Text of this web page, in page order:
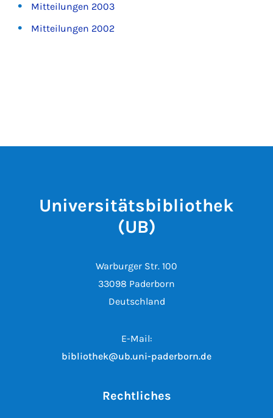
Mitteilungen 2003
Mitteilungen 2002
Universitätsbibliothek
(UB)
Warburger Str. 100
33098 Paderborn
Deutschland
E-Mail:
bibliothek@ub.uni-paderborn.de
Rechtliches